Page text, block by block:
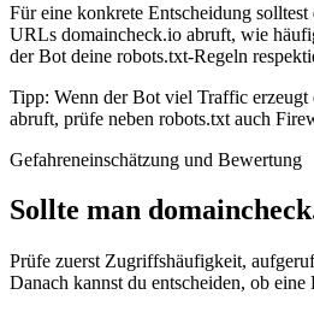
Für eine konkrete Entscheidung
URLs domaincheck.io abruft, wie
der Bot deine robots.txt-Regeln
Tipp: Wenn der Bot viel Traffic erzeugt
abruft, prüfe neben robots.txt auch
Gefahreneinschätzung und Bewertung
Sollte man
Prüfe zuerst Zugriffshäufigkeit,
Danach kannst du entscheiden, ob